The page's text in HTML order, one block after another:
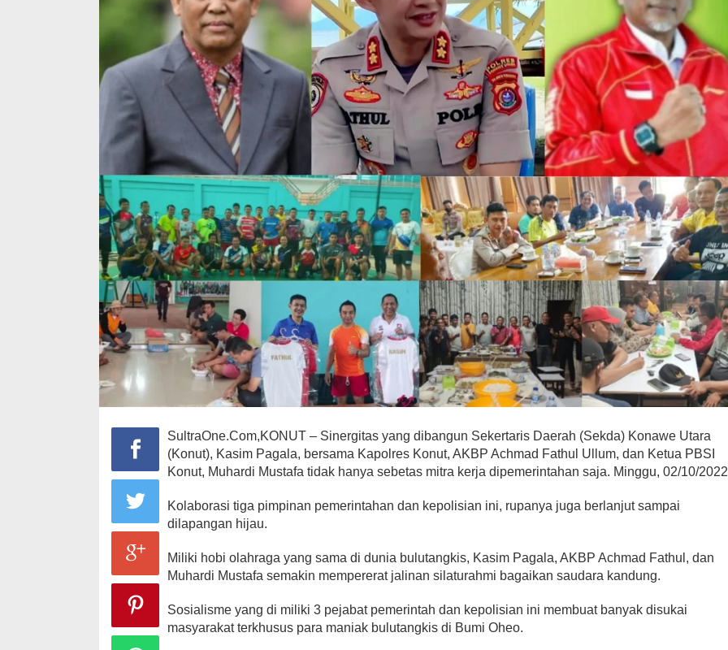
SultraOne.Com,KONUT – Sinergitas yang dibangun Sekertaris Daerah (Sekda) Konawe Utara
(Konut), Kasim Pagala, bersama Kapolres Konut, AKBP Achmad Fathul Ullum, dan Ketua PBSI
Konut, Muhardi Mustafa tidak hanya sebetas mitra kerja dipemerintahan saja. Minggu, 02/10/2022
Kolaborasi tiga pimpinan pemerintahan dan kepolisian ini, rupanya juga berlanjut sampai
dilapangan hijau.
Miliki hobi olahraga yang sama di dunia bulutangkis, Kasim Pagala, AKBP Achmad Fathul, dan
Muhardi Mustafa semakin mempererat jalinan silaturahmi bagaikan saudara kandung.
Sosialisme yang di miliki 3 pejabat pemerintah dan kepolisian ini membuat banyak disukai
masyarakat terkhusus para maniak bulutangkis di Bumi Oheo.